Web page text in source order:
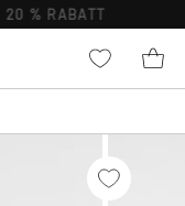
20 % RABATT